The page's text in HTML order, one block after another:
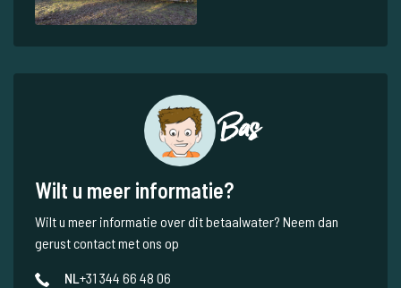
Bas
Wilt u meer informatie?
Wilt u meer informatie over dit betaalwater? Neem dan
gerust contact met ons op
NL+31 344 66 48 06